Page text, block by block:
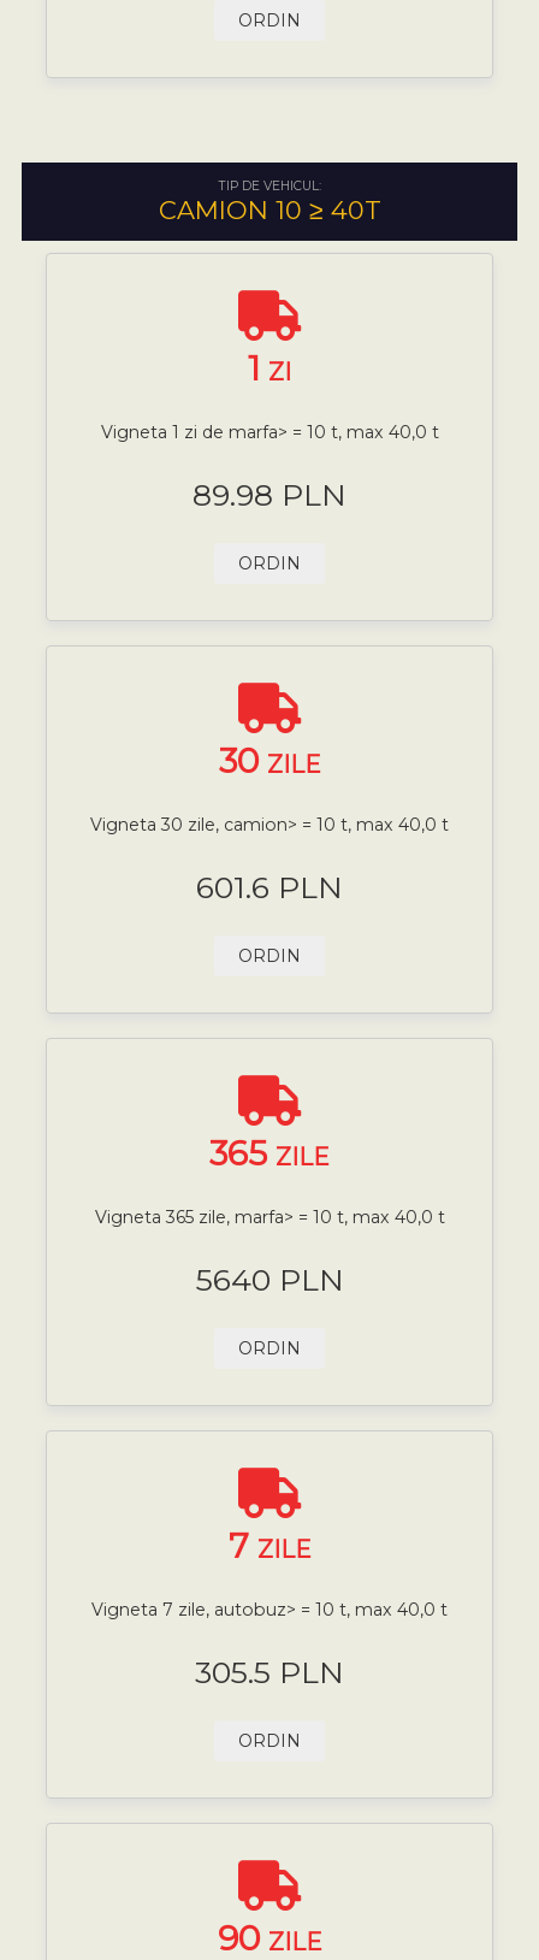
ORDIN
TIP DE VEHICUL:
CAMION 10 ≥ 40T
1 ZI
Vigneta 1 zi de marfa> = 10 t, max 40,0 t
89.98 PLN
ORDIN
30 ZILE
Vigneta 30 zile, camion> = 10 t, max 40,0 t
601.6 PLN
ORDIN
365 ZILE
Vigneta 365 zile, marfa> = 10 t, max 40,0 t
5640 PLN
ORDIN
7 ZILE
Vigneta 7 zile, autobuz> = 10 t, max 40,0 t
305.5 PLN
ORDIN
90 ZILE